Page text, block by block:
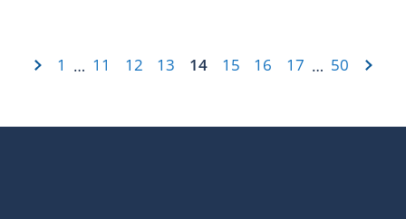
1 … 11 12 13 14 15 16 17 … 50